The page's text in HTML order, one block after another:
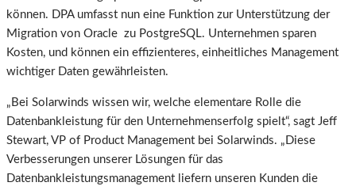
können. DPA umfasst nun eine Funktion zur Unterstützung der
Migration von Oracle zu PostgreSQL. Unternehmen sparen
Kosten, und können ein effizienteres, einheitliches Management
wichtiger Daten gewährleisten.
„Bei Solarwinds wissen wir, welche elementare Rolle die
Datenbankleistung für den Unternehmenserfolg spielt“, sagt Jeff
Stewart, VP of Product Management bei Solarwinds. „Diese
Verbesserungen unserer Lösungen für das
Datenbankleistungsmanagement liefern unseren Kunden die